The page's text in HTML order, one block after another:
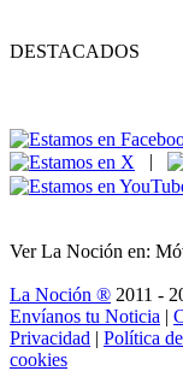
DESTACADOS
|
Ver La Noción en:
La Noción ® 2011 -
Envíanos tu Noticia |
Privacidad | Política
cookies